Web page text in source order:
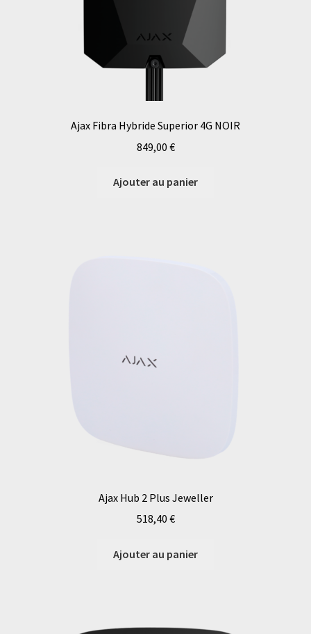
Ajax Fibra Hybride Superior 4G NOIR
849,00 €
Ajouter au panier
Ajax Hub 2 Plus Jeweller
518,40 €
Ajouter au panier